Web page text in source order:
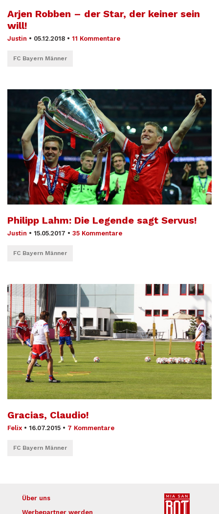
Arjen Robben – der Star, der keiner sein
will!
Justin • 05.12.2018 • 11 Kommentare
FC Bayern Männer
Philipp Lahm: Die Legende sagt Servus!
Justin • 15.05.2017 • 35 Kommentare
FC Bayern Männer
Gracias, Claudio!
Felix • 16.07.2015 • 7 Kommentare
FC Bayern Männer
Über uns
Werbepartner werden